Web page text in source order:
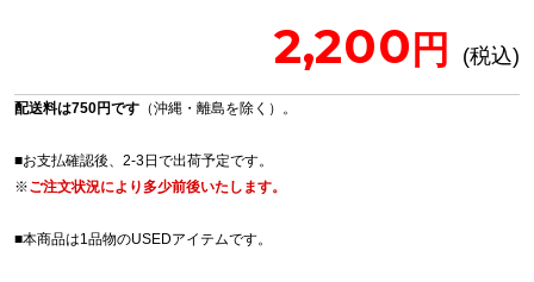
2,200
配送料は750円です （沖縄・離島を除く）。
■お支払確認後、2-3日で出荷予定です。
※ご注文状況により多少前後いたします。
■本商品は1品物のUSEDアイテムです。